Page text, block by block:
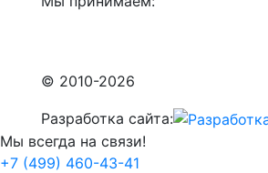
© 2010-2026
Разработка сайта:
Мы всегда на связи!
+7 (499) 460-43-41